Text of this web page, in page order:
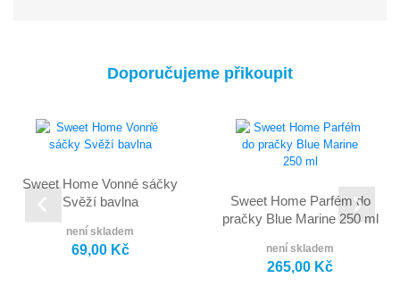
Doporučujeme přikoupit
Sweet Home Vonné sáčky
Svěží bavlna
není skladem
69,00 Kč
Sweet Home Parfém do
pračky Blue Marine 250 ml
není skladem
265,00 Kč